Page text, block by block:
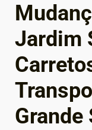
Jardim
Grande